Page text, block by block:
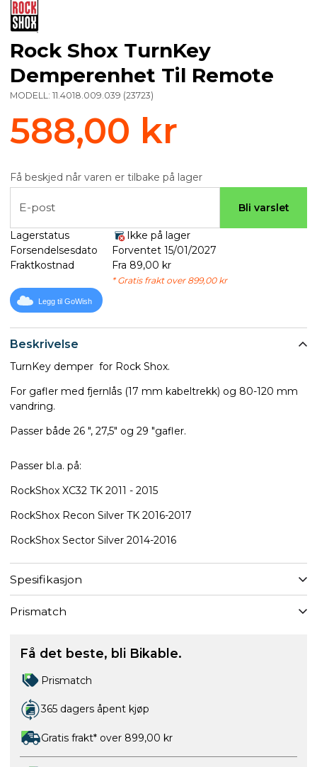
Beskrivelse
TurnKey demper for Rock Shox.
For gafler med fjernlås (17 mm kabeltrekk) og 80-120 mm
vandring.
Passer både 26 ", 27,5" og 29 "gafler.
Passer bl.a. på:
RockShox XC32 TK 2011 - 2015
RockShox Recon Silver TK 2016-2017
RockShox Sector Silver 2014-2016
Spesifikasjon
Prismatch
Rock Shox TurnKey
Demperenhet Til Remote
MODELL: 11.4018.009.039 (23723)
588,00 kr
Få beskjed når varen er tilbake på lager
E-post Bli varslet
Lagerstatus
Ikke på lager
Forsendelsesdato
Forventet 15/01/2027
Fraktkostnad
Fra 89,00 kr
* Gratis frakt over 899,00 kr
Legg til GoWish
Få det beste, bli Bikable.
Prismatch
365 dagers åpent kjøp
Gratis frakt* over 899,00 kr